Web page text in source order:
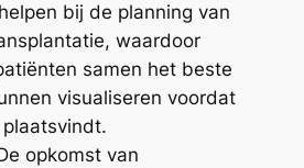
bij de planning van
waardoor
samen het beste
visualiseren voordat
opkomst van